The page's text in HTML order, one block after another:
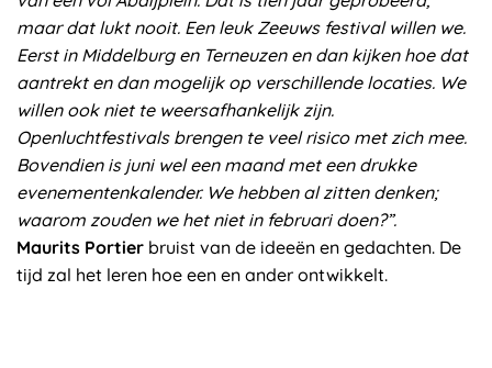
maar dat lukt nooit. Een leuk Zeeuws festival willen we.
Eerst in Middelburg en Terneuzen en dan kijken hoe dat
aantrekt en dan mogelijk op verschillende locaties. We
willen ook niet te weersafhankelijk zijn.
Openluchtfestivals brengen te veel risico met zich mee.
Bovendien is juni wel een maand met een drukke
evenementenkalender. We hebben al zitten denken;
waarom zouden we het niet in februari doen?”.
Maurits Portier bruist van de ideeën en gedachten. De
tijd zal het leren hoe een en ander ontwikkelt.